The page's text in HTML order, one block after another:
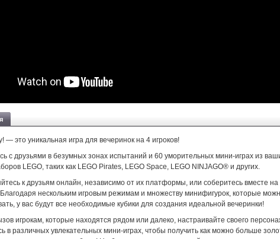
— это уникальная игра для вечеринок на 4 игроков!
с друзьями в безумных зонах испытаний и 60 уморительных мини-играх из
LEGO, таких как LEGO Pirates, LEGO Space, LEGO NINJAGO® и других.
к друзьям онлайн, независимо от их платформы, или соберитесь вместе на
Благодаря нескольким игровым режимам и множеству минифигурок, которые
у вас будут все необходимые кубики для создания идеальной вечеринки!
игрокам, которые находятся рядом или далеко, настраивайте своего
в различных увлекательных мини-играх, чтобы получить как можно больше